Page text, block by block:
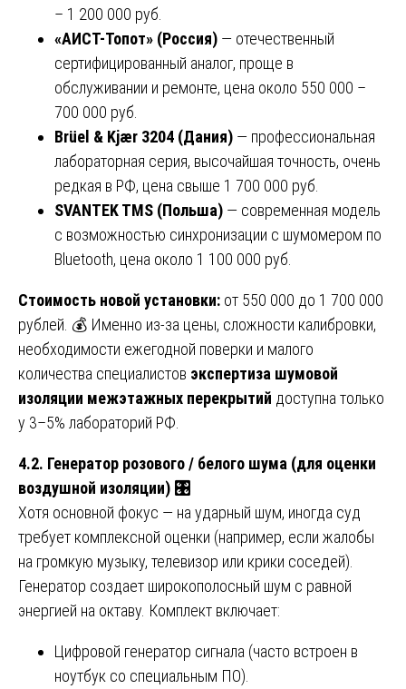
– 1 200 000 руб.
«АИСТ-Топот» (Россия) — отечественный
сертифицированный аналог, проще в
обслуживании и ремонте, цена около 550 000 –
700 000 руб.
Brüel & Kjær 3204 (Дания) — профессиональная
лабораторная серия, высочайшая точность, очень
редкая в РФ, цена свыше 1 700 000 руб.
SVANTEK TMS (Польша) — современная модель
с возможностью синхронизации с шумомером по
Bluetooth, цена около 1 100 000 руб.
Стоимость новой установки: от 550 000 до 1 700 000
рублей. 💰 Именно из-за цены, сложности калибровки,
необходимости ежегодной поверки и малого
количества специалистов экспертиза шумовой
изоляции межэтажных перекрытий доступна только
у 3–5% лабораторий РФ.
4.2. Генератор розового / белого шума (для оценки
воздушной изоляции) 🎛️
Хотя основной фокус — на ударный шум, иногда суд
требует комплексной оценки (например, если жалобы
на громкую музыку, телевизор или крики соседей).
Генератор создает широкополосный шум с равной
энергией на октаву. Комплект включает:
Цифровой генератор сигнала (часто встроен в
ноутбук со специальным ПО).